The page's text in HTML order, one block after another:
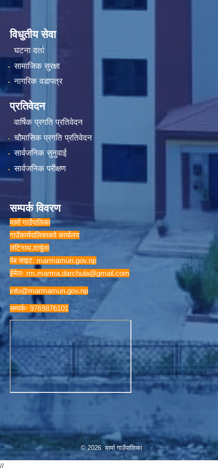
विधुतीय सेवा
घटना दर्ता
सामाजिक सुरक्षा
नागरिक वडापत्र
प्रतिवेदन
वार्षिक प्रगति प्रतिवेदन
चौमासिक प्रगति प्रतिवेदन
सार्वजनिक सुनुवाई
सार्वजनिक परीक्षण
सम्पर्क विवरण
मार्मा गाउँपालिका
गाउँकार्यपालिकाकाो कार्यालय
लटिनाथ,दार्चुला
वेब साइट: marmamun.gov.np
ईमेलः rm.marma.darchula@gmail.com
info@marmamun.gov.np
सम्पर्कः 9769876101
© 2026 मार्मा गाउँपालिका
//